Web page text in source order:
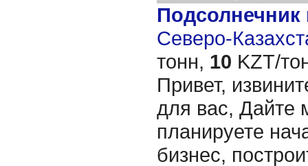
Северо-
тонн, 10 KZT/
Привет,
для вас, Дайте
планируете
бизнес,